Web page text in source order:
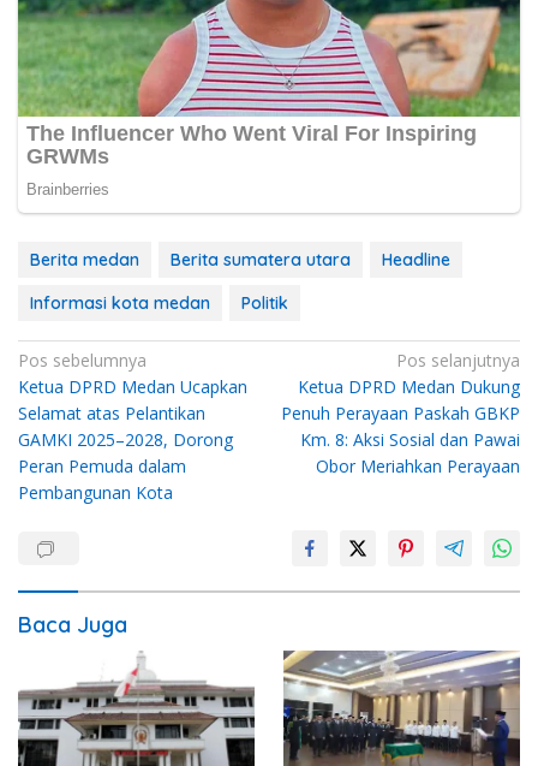
Berita medan Berita sumatera utara
Headline
Informasi kota medan
Politik
Navigasi
pos
Pos sebelumnya
Ketua DPRD Medan Ucapkan
Selamat atas Pelantikan
GAMKI 2025–2028, Dorong
Peran Pemuda dalam
Pembangunan Kota
Pos selanjutnya
Ketua DPRD Medan Dukung
Penuh Perayaan Paskah GBKP
Km. 8: Aksi Sosial dan Pawai
Obor Meriahkan Perayaan
Baca Juga